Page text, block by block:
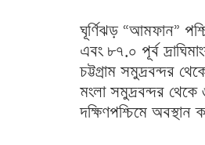
ঘূর্ণিঝড় “আমফান”
এবং ৮৭.০ পূর্ব
চট্টগ্রাম সমুদ্রবন্দর
মংলা সমুদ্রবন্দর থেকে
দক্ষিণপশ্চিমে অবস্থান